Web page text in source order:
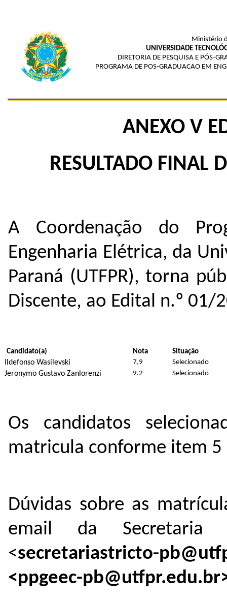
Ministério
UNIVERSIDADE
DIRETORIA DE PESQUISA E PÓS-
PROGRAMA DE POS-GRADUACAO EM
ANEXO V
RESULTADO FINAL
A Coordenação do
Engenharia Elétrica, da
Paraná (UTFPR), torna
Discente, ao Edital n.º 01/
Candidato(a) Nota Situação
Ildefonso Wasilevski 7,9 Selecionado
Jeronymo Gustavo Zanlorenzi 9.2 Selecionado
Os candidatos
matricula conforme item 5
Dúvidas sobre as
email da Secretaria
<secretariastricto-
<ppgeec-